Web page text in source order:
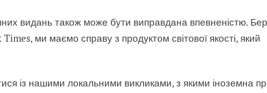
видань також може бути виправдана впевненістю.
ми маємо справу з продуктом світової якості, який
із нашими локальними викликами, з якими іноземна